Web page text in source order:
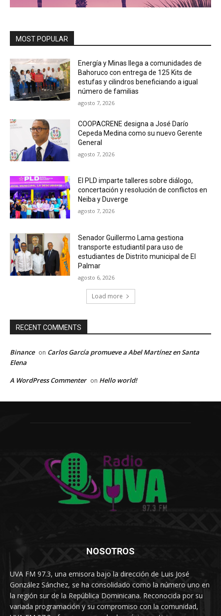
MOST POPULAR
Energía y Minas llega a comunidades de
Bahoruco con entrega de 125 Kits de
estufas y cilindros beneficiando a igual
número de familias
agosto 7, 2026
COOPACRENE designa a José Darío
Cepeda Medina como su nuevo Gerente
General
agosto 7, 2026
El PLD imparte talleres sobre diálogo,
concertación y resolución de conflictos en
Neiba y Duverge
agosto 7, 2026
Senador Guillermo Lama gestiona
transporte estudiantil para uso de
estudiantes de Distrito municipal de El
Palmar
agosto 6, 2026
Load more
RECENT COMMENTS
Binance on Carlos García promueve a Abel Martínez en Santa
Elena
A WordPress Commenter on Hello world!
NOSOTROS
UVA FM 97.3, una emisora bajo la dirección de Luis José
González Sánchez, se ha consolidado como la número uno en
la región sur de la República Dominicana. Reconocida por su
variada programación y su compromiso con la comunidad,